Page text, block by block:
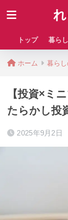
トップ 暮ら
ホーム 暮ら
【投資×ミ
たらかし投
2025年9月2日